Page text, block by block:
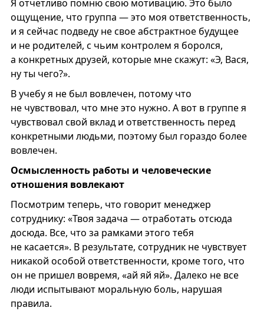
Я отчетливо помню свою мотивацию. Это было
ощущение, что группа — это моя ответственность,
и я сейчас подведу не свое абстрактное будущее
и не родителей, с чьим контролем я боролся,
а конкретных друзей, которые мне скажут: «Э, Вася,
ну ты чего?».
В учебу я не был вовлечен, потому что
не чувствовал, что мне это нужно. А вот в группе я
чувствовал свой вклад и ответственность перед
конкретными людьми, поэтому был гораздо более
вовлечен.
Осмысленность работы и человеческие
отношения вовлекают
Посмотрим теперь, что говорит менеджер
сотруднику: «Твоя задача — отработать отсюда
досюда. Все, что за рамками этого тебя
не касается». В результате, сотрудник не чувствует
никакой особой ответственности, кроме того, что
он не пришел вовремя, «ай яй яй». Далеко не все
люди испытывают моральную боль, нарушая
правила.